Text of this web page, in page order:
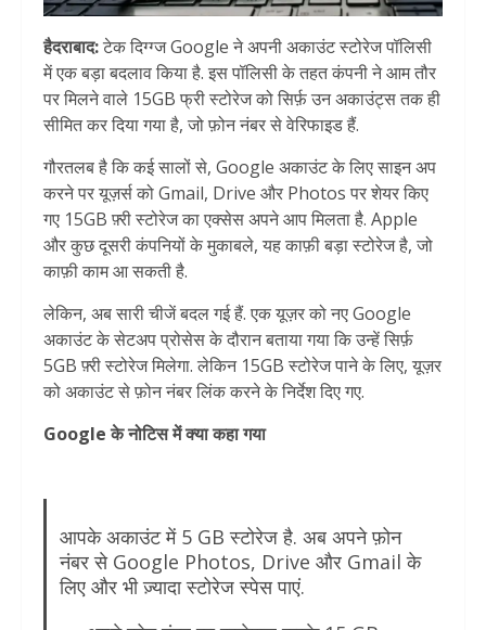
हैदराबाद:टेक दिग्ग्ज Google ने अपनी अकाउंट स्टोरेज पॉलिसी
में एक बड़ा बदलाव किया है. इस पॉलिसी के तहत कंपनी ने आम तौर
पर मिलने वाले 15GB फ्री स्टोरेज को सिर्फ़ उन अकाउंट्स तक ही
सीमित कर दिया गया है, जो फ़ोन नंबर से वेरिफाइड हैं.
गौरतलब है कि कई सालों से, Google अकाउंट के लिए साइन अप
करने पर यूज़र्स को Gmail, Drive और Photos पर शेयर किए
गए 15GB फ़्री स्टोरेज का एक्सेस अपने आप मिलता है. Apple
और कुछ दूसरी कंपनियों के मुकाबले, यह काफ़ी बड़ा स्टोरेज है, जो
काफ़ी काम आ सकती है.
लेकिन, अब सारी चीजें बदल गई हैं. एक यूज़र को नए Google
अकाउंट के सेटअप प्रोसेस के दौरान बताया गया कि उन्हें सिर्फ़
5GB फ़्री स्टोरेज मिलेगा. लेकिन 15GB स्टोरेज पाने के लिए, यूज़र
को अकाउंट से फ़ोन नंबर लिंक करने के निर्देश दिए गए.
Google के नोटिस में क्या कहा गया
आपके अकाउंट में 5 GB स्टोरेज है. अब अपने फ़ोन
नंबर से Google Photos, Drive और Gmail के
लिए और भी ज़्यादा स्टोरेज स्पेस पाएं.